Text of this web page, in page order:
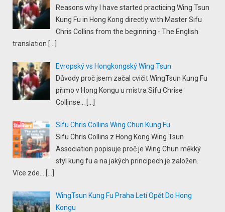
Reasons why I have started practicing Wing Tsun
Kung Fu in Hong Kong directly with Master Sifu
Chris Collins from the beginning - The English
translation
Evropský vs Hongkongský Wing Tsun
Důvody proč jsem začal cvičit WingTsun Kung Fu
přimo v Hong Kongu u mistra Sifu Chrise
Collinse...
Sifu Chris Collins Wing Chun Kung Fu
Sifu Chris Collins z Hong Kong Wing Tsun
Association popisuje proč je Wing Chun měkký
styl kung fu a na jakých principech je založen.
Více zde...
WingTsun Kung Fu Praha Letí Opět Do Hong
Kongu